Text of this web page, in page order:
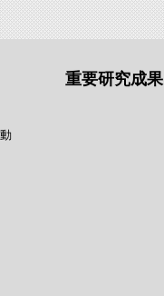
重要研究成果